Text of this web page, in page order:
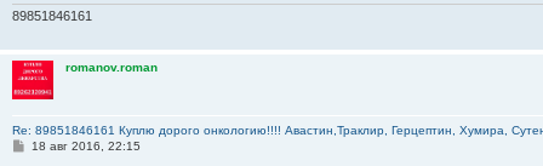
и
89851846161
romanov.roman
Re: 89851846161 Куплю дорого онкологию!!!! Авастин,Траклир, Герцептин, Хумира,
С18 авг 2016, 22:15